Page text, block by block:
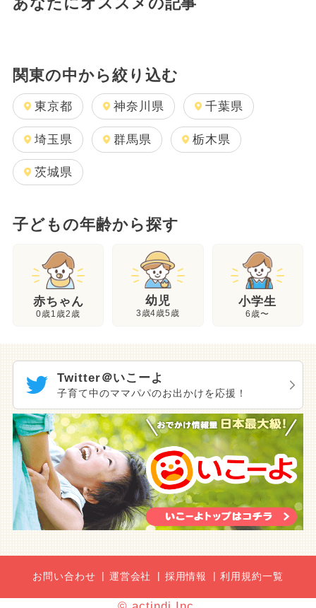
あなたにオススメの記事
関東の中から絞り込む
東京都 神奈川県 千葉県
埼玉県 群馬県 栃木県
茨城県
子どもの年齢から探す
赤ちゃん
0歳1歳2歳
幼児
3歳4歳5歳
小学生
6歳〜
Twitter＠いこーよ
子育て中のママパパのお出かけを応援！
お問い合わせ 運営会社 採用情報 利用規約一覧